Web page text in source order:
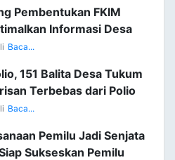
Pembentukan FKIM
Informasi Desa
Baca...
151 Balita Desa Tukum
Terbebas dari Polio
Baca...
Pemilu Jadi Senjata
Sukseskan Pemilu